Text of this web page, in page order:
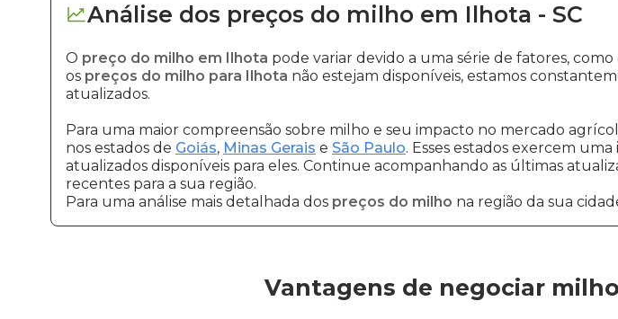
Análise dos preços do milho em Ilhota - SC
O preço do milho em Ilhota pode variar devido a uma série de fatores,
os preços do milho para Ilhota não estejam disponíveis, estamos
atualizados.
Para uma maior compreensão sobre milho e seu impacto no mercado
nos estados de Goiás, Minas Gerais e São Paulo. Esses estados exercem
atualizados disponíveis para eles. Continue acompanhando as últimas
recentes para a sua região.
Para uma análise mais detalhada dos preços do milho na região da sua
Vantagens de negociar